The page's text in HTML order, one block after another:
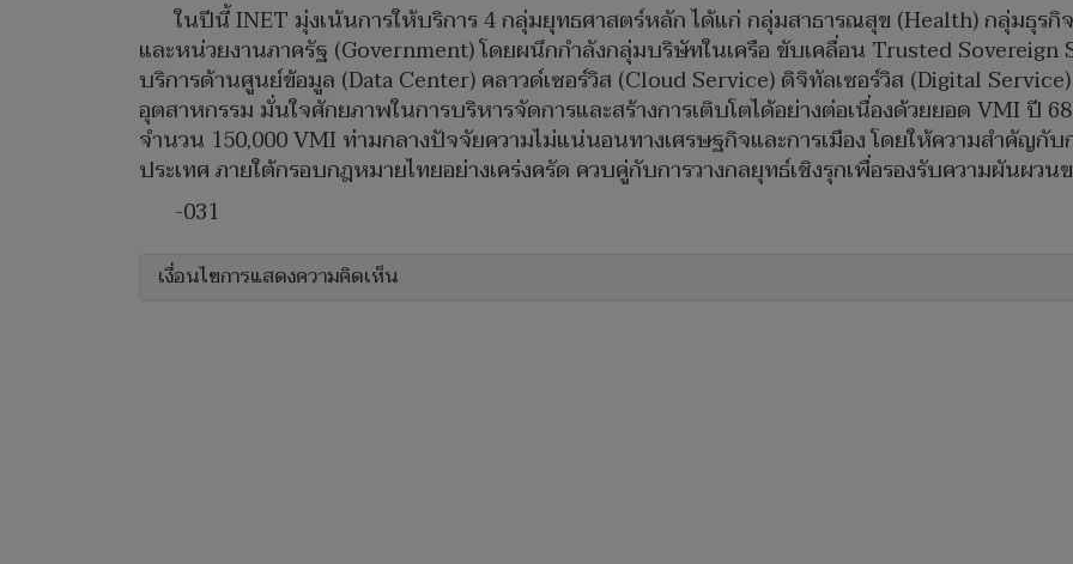
ในปีนี้ INET มุ่งเน้นการให้บริการ 4 กลุ่มยุทธศาสตร์หลัก ได้แก่ กลุ่มสาธารณสุข (Health) กลุ่มธุรกิ
และหน่วยงานภาครัฐ (Government) โดยผนึกกำลังกลุ่มบริษัทในเครือ ขับเคลื่อน Trusted
บริการด้านศูนย์ข้อมูล (Data Center) คลาวด์เซอร์วิส (Cloud Service) ดิจิทัลเซอร์วิส (Digital
อุตสาหกรรม มั่นใจศักยภาพในการบริหารจัดการและสร้างการเติบโตได้อย่างต่อเนื่องด้วยยอด VMI ปี
จำนวน 150,000 VMI ท่ามกลางปัจจัยความไม่แน่นอนทางเศรษฐกิจและการเมือง โดยให้ความสำคัญกั
ประเทศ ภายใต้กรอบกฎหมายไทยอย่างเคร่งครัด ควบคู่กับการวางกลยุทธ์เชิงรุกเพื่อรองรับความผันผวน
-031
เงื่อนไขการแสดงความคิดเห็น